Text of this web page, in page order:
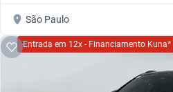
São Paulo
Entrada em 12x - Financiamento Kuna*